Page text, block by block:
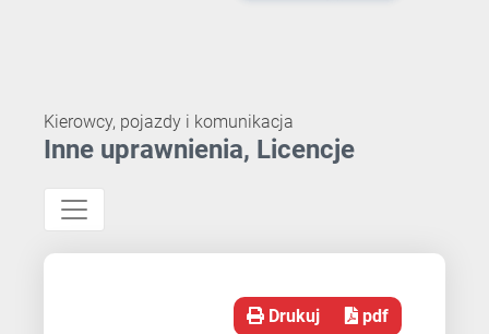
Kierowcy, pojazdy i komunikacja
Inne uprawnienia, Licencje
Drukuj pdf